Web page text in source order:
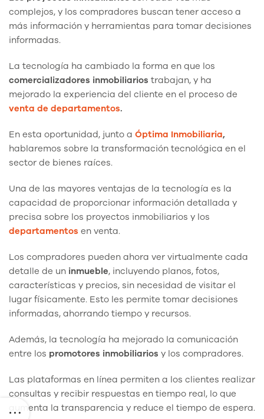
complejos, y los compradores buscan tener acceso a
más información y herramientas para tomar decisiones
informadas.
La tecnología ha cambiado la forma en que los
comercializadores inmobiliarios trabajan, y ha
mejorado la experiencia del cliente en el proceso de
venta de departamentos.
En esta oportunidad, junto a Óptima Inmobiliaria,
hablaremos sobre la transformación tecnológica en el
sector de bienes raíces.
Una de las mayores ventajas de la tecnología es la
capacidad de proporcionar información detallada y
precisa sobre los proyectos inmobiliarios y los
departamentos en venta.
Los compradores pueden ahora ver virtualmente cada
detalle de un inmueble, incluyendo planos, fotos,
características y precios, sin necesidad de visitar el
lugar físicamente. Esto les permite tomar decisiones
informadas, ahorrando tiempo y recursos.
Además, la tecnología ha mejorado la comunicación
entre los promotores inmobiliarios y los compradores.
Las plataformas en línea permiten a los clientes realizar
consultas y recibir respuestas en tiempo real, lo que
aumenta la transparencia y reduce el tiempo de espera.